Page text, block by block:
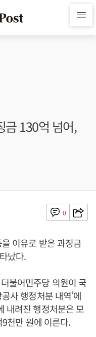
금 130억 넘어,
0
이유로 받은 과징금
났다.
불어민주당 의원이 국
사 행정처분 내역’에
내려진 행정처분은 모
천만 원에 이른다.